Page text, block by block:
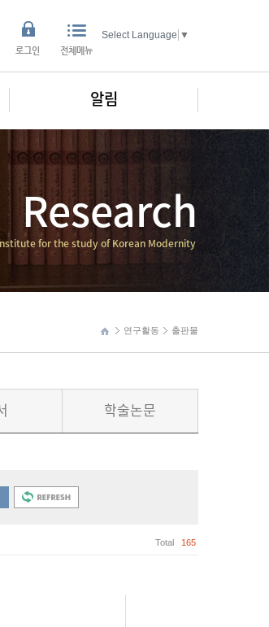
Select Language ▼
전체메뉴
로그인
알림
Research
for the study of Korean Modernity
연구활동 출판물
학술논문
Total 165